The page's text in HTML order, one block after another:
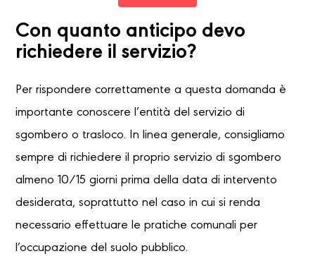
Con quanto anticipo devo
richiedere il servizio?
Per rispondere correttamente a questa domanda è
importante conoscere l’entità del servizio di
sgombero o trasloco. In linea generale, consigliamo
sempre di richiedere il proprio servizio di sgombero
almeno 10/15 giorni prima della data di intervento
desiderata, soprattutto nel caso in cui si renda
necessario effettuare le pratiche comunali per
l’occupazione del suolo pubblico.